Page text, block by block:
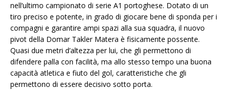
nell’ultimo campionato di serie A1 portoghese. Dotato di un
tiro preciso e potente, in grado di giocare bene di sponda per i
compagni e garantire ampi spazi alla sua squadra, il nuovo
pivot della Domar Takler Matera è fisicamente possente.
Quasi due metri d’altezza per lui, che gli permettono di
difendere palla con facilità, ma allo stesso tempo una buona
capacità atletica e fiuto del gol, caratteristiche che gli
permettono di essere decisivo sotto porta.